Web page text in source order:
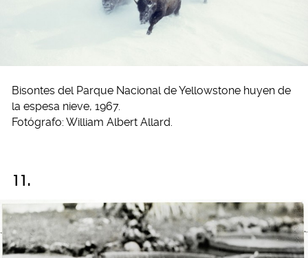
Bisontes del Parque Nacional de Yellowstone huyen de
la espesa nieve, 1967.
Fotógrafo: William Albert Allard.
11.